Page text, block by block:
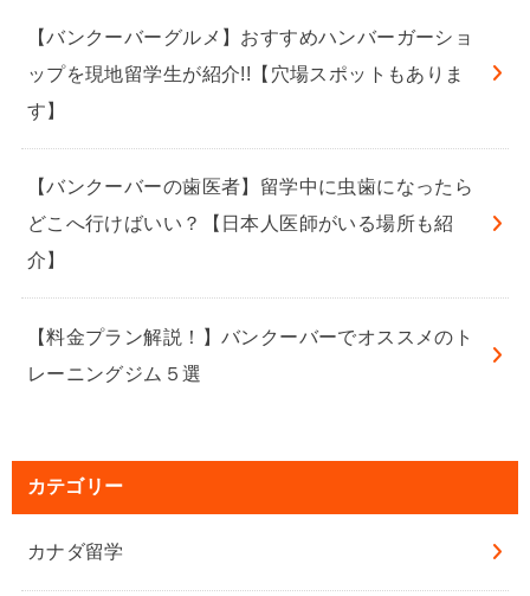
【バンクーバーグルメ】おすすめハンバーガーショ
ップを現地留学生が紹介!!【穴場スポットもありま
す】
【バンクーバーの歯医者】留学中に虫歯になったら
どこへ行けばいい？【日本人医師がいる場所も紹
介】
【料金プラン解説！】バンクーバーでオススメのト
レーニングジム５選
カテゴリー
カナダ留学